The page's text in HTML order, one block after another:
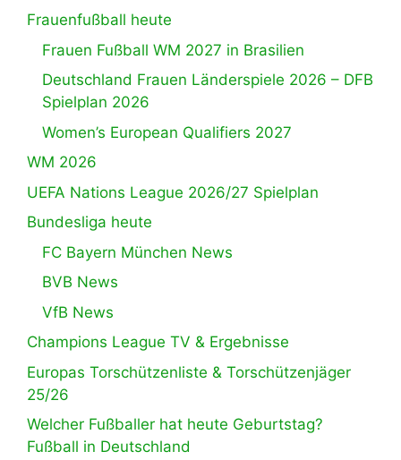
Frauenfußball heute
Frauen Fußball WM 2027 in Brasilien
Deutschland Frauen Länderspiele 2026 – DFB
Spielplan 2026
Women’s European Qualifiers 2027
WM 2026
UEFA Nations League 2026/27 Spielplan
Bundesliga heute
FC Bayern München News
BVB News
VfB News
Champions League TV & Ergebnisse
Europas Torschützenliste & Torschützenjäger
25/26
Welcher Fußballer hat heute Geburtstag?
Fußball in Deutschland